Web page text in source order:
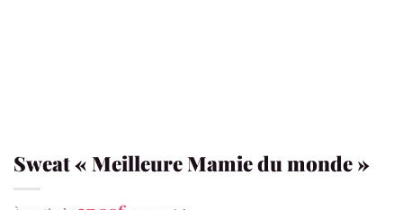
Sweat « Meilleure Mamie du monde »